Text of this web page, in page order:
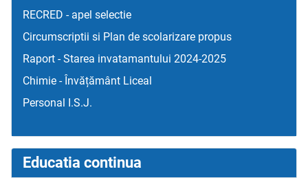
RECRED - apel selectie
Circumscriptii si Plan de scolarizare propus
Raport - Starea invatamantului 2024-2025
Chimie - Învățământ Liceal
Personal I.S.J.
Educatia continua